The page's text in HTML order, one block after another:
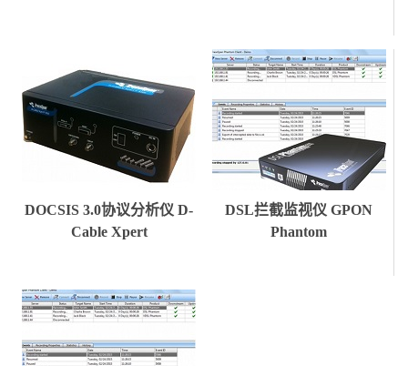
DOCSIS 3.0协议分析仪 D-
Cable Xpert
DSL拦截监视仪 GPON
Phantom